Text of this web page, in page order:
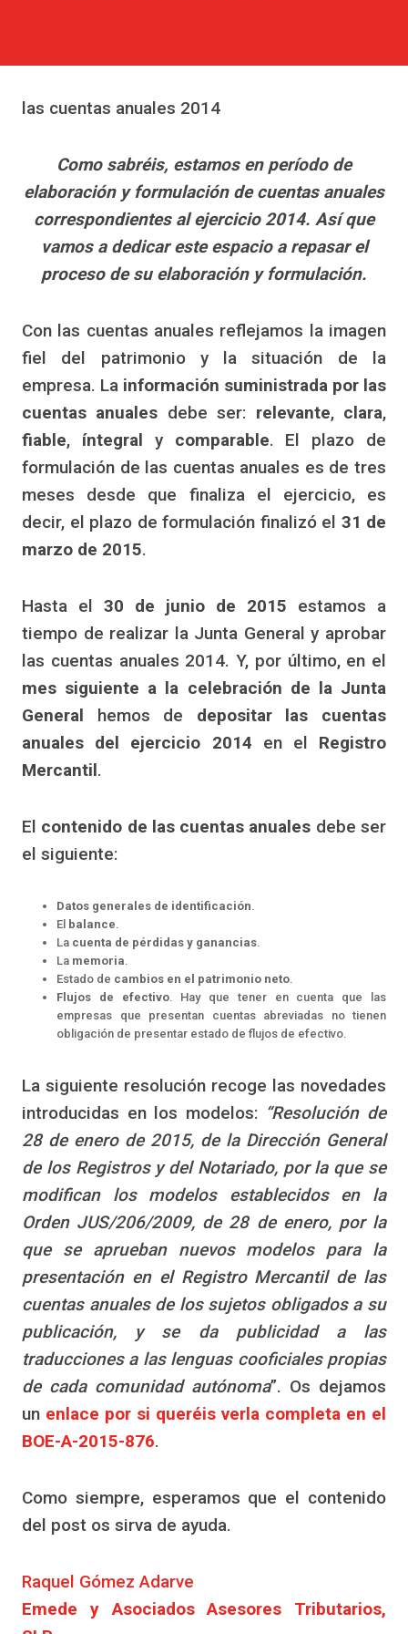
las cuentas anuales 2014
Como sabréis, estamos en período de
elaboración y formulación de cuentas anuales
correspondientes al ejercicio 2014. Así que
vamos a dedicar este espacio a repasar el
proceso de su elaboración y formulación.
Con las cuentas anuales reflejamos la imagen
fiel del patrimonio y la situación de la
empresa. La información suministrada por las
cuentas anuales debe ser: relevante, clara,
fiable, íntegral y comparable. El plazo de
formulación de las cuentas anuales es de tres
meses desde que finaliza el ejercicio, es
decir, el plazo de formulación finalizó el 31 de
marzo de 2015.
Hasta el 30 de junio de 2015 estamos a
tiempo de realizar la Junta General y aprobar
las cuentas anuales 2014. Y, por último, en el
mes siguiente a la celebración de la Junta
General hemos de depositar las
cuentas
anuales del ejercicio 2014 en el Registro
Mercantil.
El contenido de las cuentas anuales debe ser
el siguiente:
Datos generales de identificación.
El balance.
La cuenta de pérdidas y ganancias.
La memoria.
Estado de cambios en el patrimonio neto.
Flujos de efectivo. Hay que tener en cuenta que las
empresas que presentan cuentas abreviadas no tienen
obligación de presentar estado de flujos de efectivo.
La siguiente resolución recoge las novedades
introducidas en los modelos: “Resolución de
28 de enero de 2015, de la Dirección General
de los Registros y del Notariado, por la que se
modifican los modelos establecidos en la
Orden JUS/206/2009, de 28 de enero, por la
que se aprueban nuevos modelos para la
presentación en el Registro Mercantil de las
cuentas anuales de los sujetos obligados a su
publicación, y se da publicidad a las
traducciones a las lenguas cooficiales propias
de cada comunidad autónoma”. Os dejamos
un enlace por si queréis verla completa en el
BOE-A-2015-876.
Como siempre, esperamos que el contenido
del post os sirva de ayuda.
Raquel Gómez Adarve
Emede y Asociados Asesores Tributarios,